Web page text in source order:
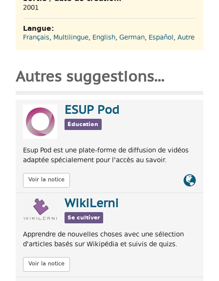
2001
Langue:
Français, Multilingue, English, German, Español, Autre
Autres suggestions...
ESUP Pod
Éducation
Esup Pod est une plate-forme de diffusion de vidéos
adaptée spécialement pour l'accès au savoir.
Voir la notice
Lien
WikiLerni
Se cultiver
Apprendre de nouvelles choses avec une sélection
d'articles basés sur Wikipédia et suivis de quizs.
Voir la notice